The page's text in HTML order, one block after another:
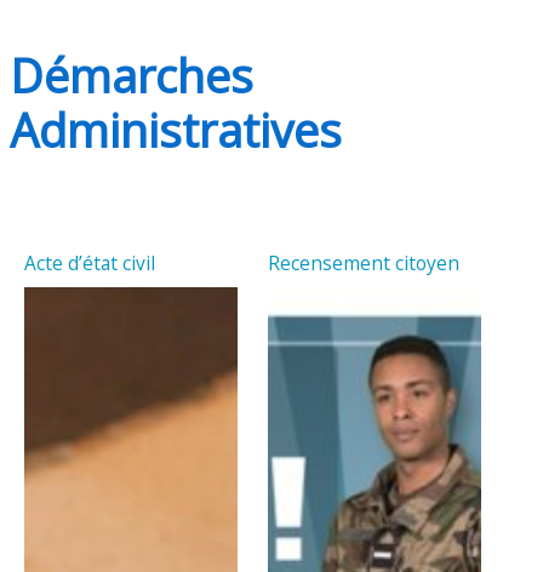
Démarches
Administratives
Acte d’état civil Recensement citoyen